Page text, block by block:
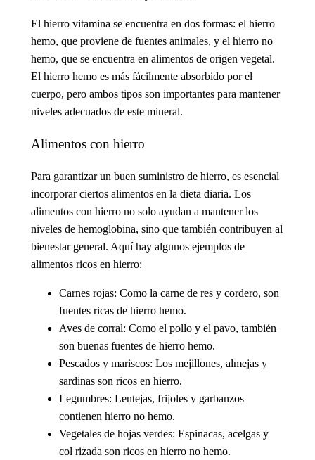
El hierro vitamina se encuentra en dos formas: el hierro
hemo, que proviene de fuentes animales, y el hierro no
hemo, que se encuentra en alimentos de origen vegetal.
El hierro hemo es más fácilmente absorbido por el
cuerpo, pero ambos tipos son importantes para mantener
niveles adecuados de este mineral.
Alimentos con hierro
Para garantizar un buen suministro de hierro, es esencial
incorporar ciertos alimentos en la dieta diaria. Los
alimentos con hierro no solo ayudan a mantener los
niveles de hemoglobina, sino que también contribuyen al
bienestar general. Aquí hay algunos ejemplos de
alimentos ricos en hierro:
Carnes rojas: Como la carne de res y cordero, son
fuentes ricas de hierro hemo.
Aves de corral: Como el pollo y el pavo, también
son buenas fuentes de hierro hemo.
Pescados y mariscos: Los mejillones, almejas y
sardinas son ricos en hierro.
Legumbres: Lentejas, frijoles y garbanzos
contienen hierro no hemo.
Vegetales de hojas verdes: Espinacas, acelgas y
col rizada son ricos en hierro no hemo.